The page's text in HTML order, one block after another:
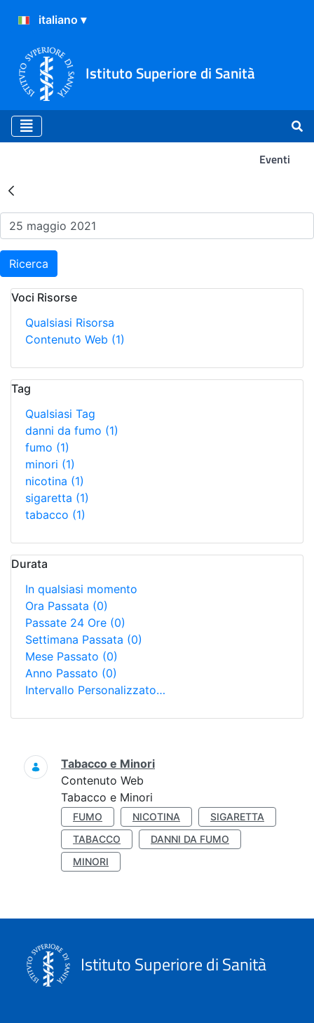
Istituto Superiore di Sanità
Eventi
Risultati della Ricerca -
Ricerca
Voci Risorse
Qualsiasi Risorsa
Contenuto Web (1)
Tag
Qualsiasi Tag
danni da fumo (1)
fumo (1)
minori (1)
nicotina (1)
sigaretta (1)
tabacco (1)
Durata
In qualsiasi momento
Ora Passata (0)
Passate 24 Ore (0)
Settimana Passata (0)
Mese Passato (0)
Anno Passato (0)
Intervallo Personalizzato…
Ricerca
Tabacco e Minori
Contenuto Web
Tabacco e Minori
FUMO NICOTINA
SIGARETTA
TABACCO
DANNI DA FUMO
MINORI
Istituto Superiore di Sanità